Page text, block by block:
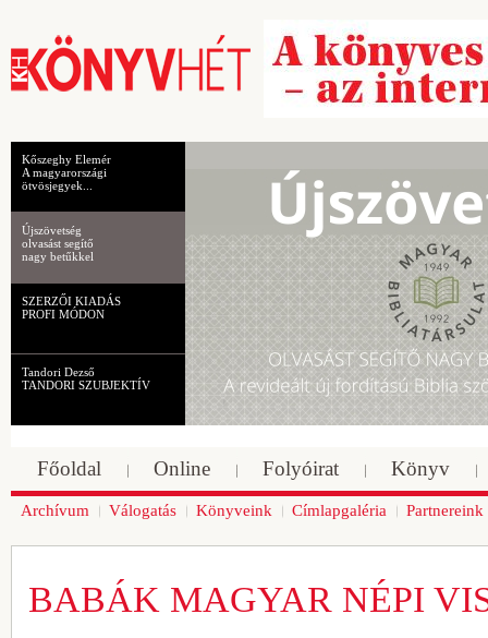
Kőszeghy Elemér
A magyarországi
ötvösjegyek...
Újszövetség
olvasást segítő
nagy betűkkel
SZERZŐI KIADÁS
PROFI MÓDON
Tandori Dezső
TANDORI SZUBJEKTÍV
Főoldal Online Folyóirat Könyv
Archívum Válogatás Könyveink Címlapgaléria Partnereink
BABÁK MAGYAR NÉPI